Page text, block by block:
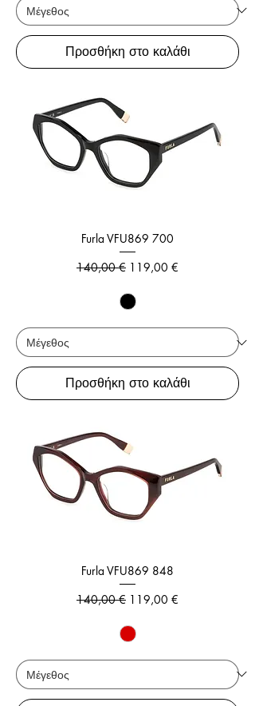
Προσθήκη στο καλάθι
Furla VFU869 700
Κανονική τιμή
140,00 € Τιμή Έκπτωσης
119,00 €
Προσθήκη στο καλάθι
Furla VFU869 848
Κανονική τιμή
140,00 € Τιμή Έκπτωσης
119,00 €